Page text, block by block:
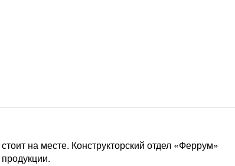
на месте. Конструкторский отдел «Феррум»